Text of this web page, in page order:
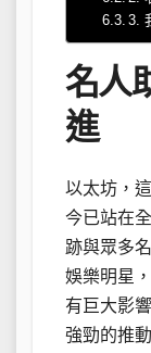
3.
名人
進
以太坊，
今已站在
跡與眾多
娛樂明星
有巨大影
強勁的推